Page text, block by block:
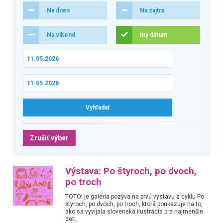
Na dnes Na zajtra
Na víkend Iný dátum
Zrušiť výber
Výstava: Po štyroch, po dvoch,
po troch
TOTO! je galéria pozýva na prvú výstavu z cyklu Po
štyroch, po dvoch, po troch, ktorá poukazuje na to,
ako sa vyvíjala slovenská ilustrácia pre najmenšie
deti.